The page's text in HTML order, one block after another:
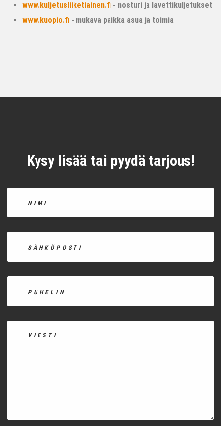
www.kuljetusliiketiainen.fi - nosturi ja lavettikuljetukset
www.kuopio.fi - mukava paikka asua ja toimia
Kysy lisää tai pyydä tarjous!